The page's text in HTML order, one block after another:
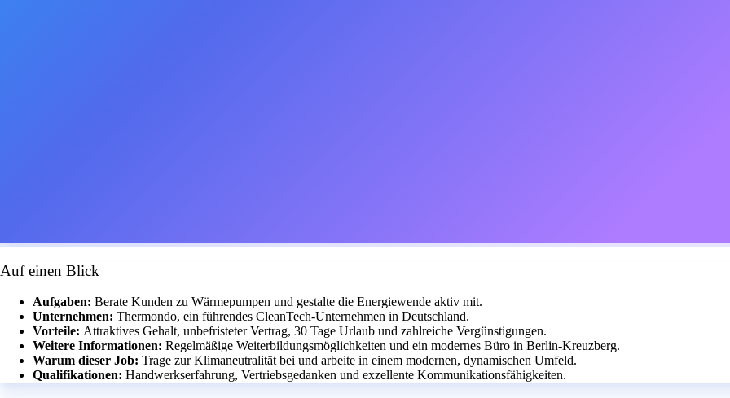
Auf einen Blick
Aufgaben: Berate Kunden zu Wärmepumpen und gestalte die Energiewende aktiv mit.
Unternehmen: Thermondo, ein führendes CleanTech-Unternehmen in Deutschland.
Vorteile: Attraktives Gehalt, unbefristeter Vertrag, 30 Tage Urlaub und zahlreiche Vergünstigungen.
Weitere Informationen: Regelmäßige Weiterbildungsmöglichkeiten und ein modernes Büro in Berlin-Kreuzberg.
Warum dieser Job: Trage zur Klimaneutralität bei und arbeite in einem modernen, dynamischen Umfeld.
Qualifikationen: Handwerkserfahrung, Vertriebsgedanken und exzellente Kommunikationsfähigkeiten.